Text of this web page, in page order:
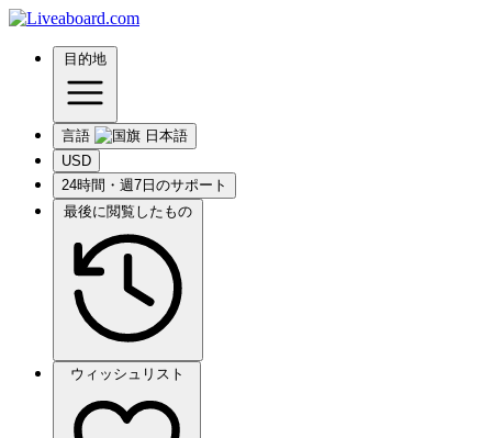
目的地
言語
USD
24時間・週7日のサポート
最後に閲覧したもの
ウィッシュリスト